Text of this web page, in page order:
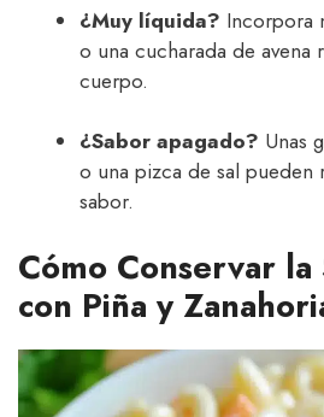
¿Muy líquida? Incorpora
o una cucharada de avena
cuerpo.
¿Sabor apagado? Unas
o una pizca de sal pueden
sabor.
Cómo Conservar la
con Piña y